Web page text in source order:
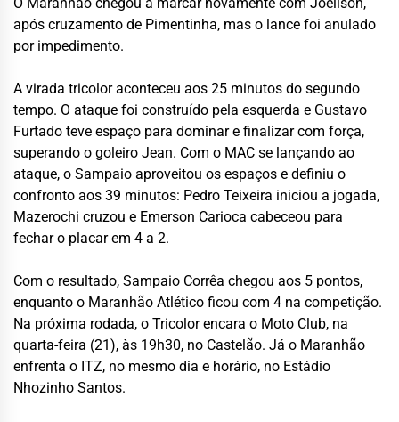
após cruzamento de Pimentinha, mas o lance foi anulado
por impedimento.
A virada tricolor aconteceu aos 25 minutos do segundo
tempo. O ataque foi construído pela esquerda e Gustavo
Furtado teve espaço para dominar e finalizar com força,
superando o goleiro Jean. Com o MAC se lançando ao
ataque, o Sampaio aproveitou os espaços e definiu o
confronto aos 39 minutos: Pedro Teixeira iniciou a jogada,
Mazerochi cruzou e Emerson Carioca cabeceou para
fechar o placar em 4 a 2.
Com o resultado, Sampaio Corrêa chegou aos 5 pontos,
enquanto o Maranhão Atlético ficou com 4 na competição.
Na próxima rodada, o Tricolor encara o Moto Club, na
quarta-feira (21), às 19h30, no Castelão. Já o Maranhão
enfrenta o ITZ, no mesmo dia e horário, no Estádio
Nhozinho Santos.